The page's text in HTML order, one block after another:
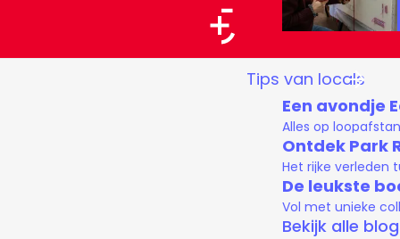
G
r
Tips van locals
Een avondje
Alles op
Ontdek Park
Het rijke verleden
De leukste
Vol met unieke
Bekijk alle